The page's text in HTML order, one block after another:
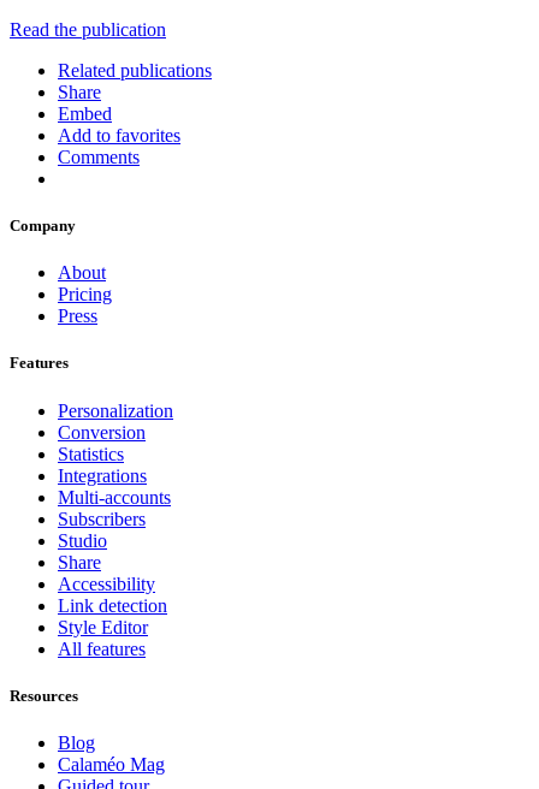
Read the publication
Related publications
Share
Embed
Add to favorites
Comments
Company
About
Pricing
Press
Features
Personalization
Conversion
Statistics
Integrations
Multi-accounts
Subscribers
Studio
Share
Accessibility
Link detection
Style Editor
All features
Resources
Blog
Calaméo Mag